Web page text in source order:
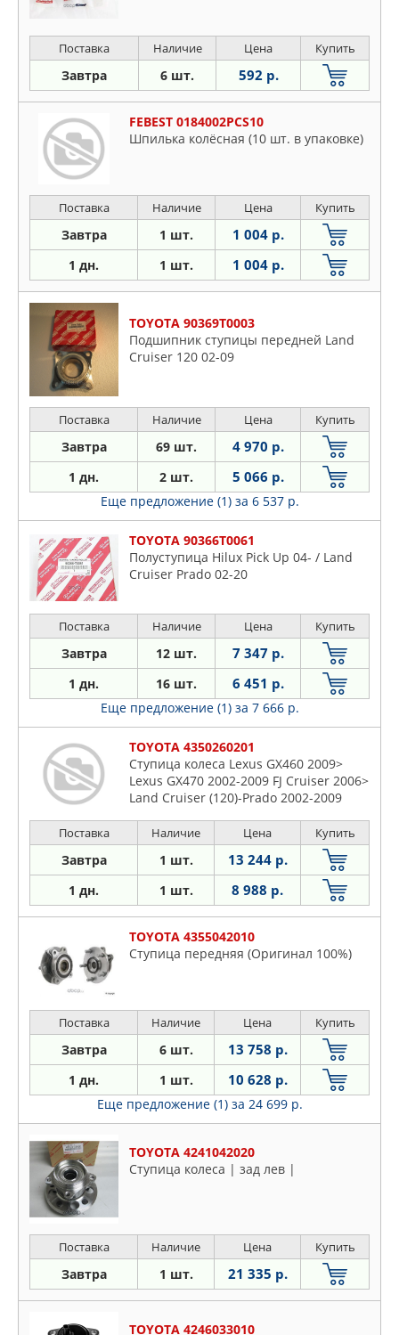
Поставка Наличие Цена Купить
Завтра 6 шт. 592 р.
FEBEST 0184002PCS10
Шпилька колёсная (10 шт. в упаковке)
Поставка Наличие Цена Купить
Завтра 1 шт. 1 004 р.
1 дн. 1 шт. 1 004 р.
TOYOTA 90369T0003
Подшипник ступицы передней Land
Cruiser 120 02-09
Поставка Наличие Цена Купить
Завтра 69 шт. 4 970 р.
1 дн. 2 шт. 5 066 р.
Еще предложение (1) за 6 537 р.
TOYOTA 90366T0061
Полуступица Hilux Pick Up 04- / Land
Cruiser Prado 02-20
Поставка Наличие Цена Купить
Завтра 12 шт. 7 347 р.
1 дн. 16 шт. 6 451 р.
Еще предложение (1) за 7 666 р.
TOYOTA 4350260201
Ступица колеса Lexus GX460 2009>
Lexus GX470 2002-2009 FJ Cruiser 2006>
Land Cruiser (120)-Prado 2002-2009
Поставка Наличие Цена Купить
Завтра 1 шт. 13 244 р.
1 дн. 1 шт. 8 988 р.
TOYOTA 4355042010
Ступица передняя (Оригинал 100%)
Поставка Наличие Цена Купить
Завтра 6 шт. 13 758 р.
1 дн. 1 шт. 10 628 р.
Еще предложение (1) за 24 699 р.
TOYOTA 4241042020
Ступица колеса | зад лев |
Поставка Наличие Цена Купить
Завтра 1 шт. 21 335 р.
TOYOTA 4246033010